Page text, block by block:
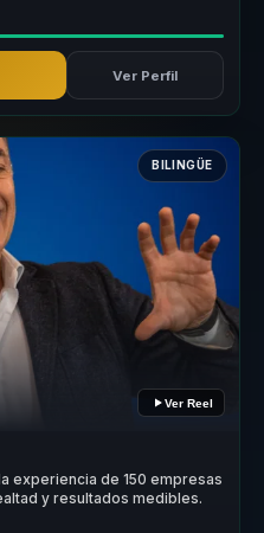
Ver Perfil
BILINGÜE
Ver Reel
experiencia de 150 empresas
y resultados medibles.